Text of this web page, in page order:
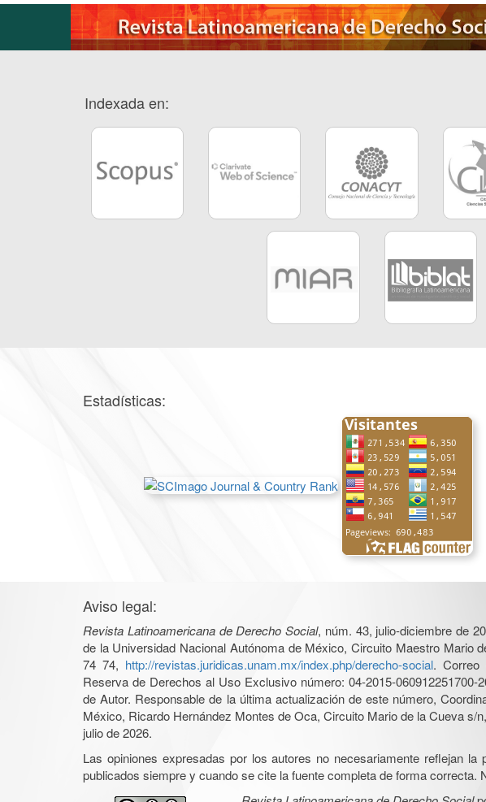
Indexada en:
Estadísticas:
Aviso legal:
Revista Latinoamericana de Derecho Social, núm. 43, julio-diciembre de
de la Universidad Nacional Autónoma de México, Circuito Maestro Mario
74 74, http://revistas.juridicas.unam.mx/index.php/derecho-social. Correo
Reserva de Derechos al Uso Exclusivo número: 04-2015-
de Autor. Responsable de la última actualización de este número,
México, Ricardo Hernández Montes de Oca, Circuito Mario de la Cueva
julio de 2026.
Las opiniones expresadas por los autores no necesariamente reflejan
publicados siempre y cuando se cite la fuente completa de forma